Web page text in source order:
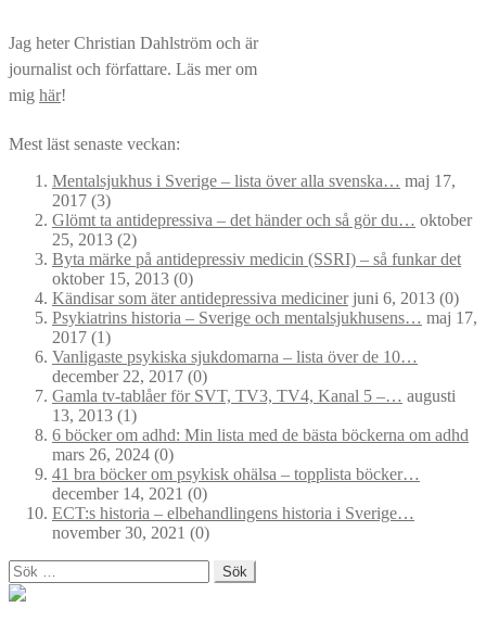
Jag heter Christian Dahlström och är
journalist och författare. Läs mer om
mig här!
Mest läst senaste veckan:
Mentalsjukhus i Sverige – lista över alla svenska… maj 17,
2017 (3)
Glömt ta antidepressiva – det händer och så gör du… oktober
25, 2013 (2)
Byta märke på antidepressiv medicin (SSRI) – så funkar det
oktober 15, 2013 (0)
Kändisar som äter antidepressiva medicinerjuni 6, 2013 (0)
Psykiatrins historia – Sverige och mentalsjukhusens… maj 17,
2017 (1)
Vanligaste psykiska sjukdomarna – lista över de 10…
december 22, 2017 (0)
Gamla tv-tablåer för SVT, TV3, TV4, Kanal 5 –… augusti
13, 2013 (1)
6 böcker om adhd: Min lista med de bästa böckerna om adhd
mars 26, 2024 (0)
41 bra böcker om psykisk ohälsa – topplista böcker…
december 14, 2021 (0)
ECT:s historia – elbehandlingens historia i Sverige…
november 30, 2021 (0)
Sök
efter: